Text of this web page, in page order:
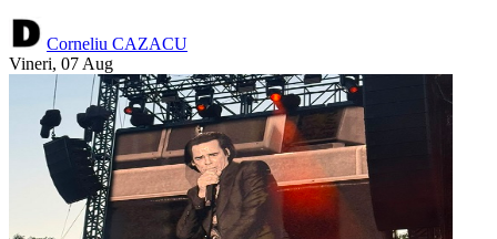
Corneliu CAZACU
Vineri, 07 Aug